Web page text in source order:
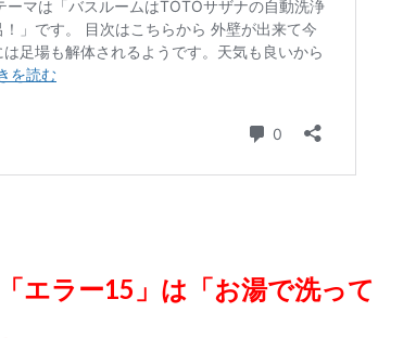
エラー15」は「お湯で洗って